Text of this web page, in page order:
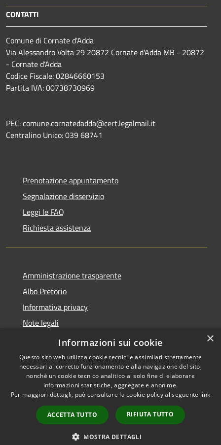
CONTATTI
Comune di Cornate d'Adda
Via Alessandro Volta 29 20872 Cornate d'Adda MB - 20872
- Cornate d'Adda
Codice Fiscale: 02846660153
Partita IVA: 00738730969
PEC: comune.cornatedadda@cert.legalmail.it
Centralino Unico: 039 68741
Prenotazione appuntamento
Segnalazione disservizio
Leggi le FAQ
Richiesta assistenza
Amministrazione trasparente
Albo Pretorio
Informativa privacy
Note legali
Dichiarazione di accessibilità
Accessibilità
Copyright © 2026 • Città di
Cornate d'Adda • Powered by
Municipium•
Accesso
redazione
×
Informazioni sui cookie
Questo sito web utilizza cookie tecnici e assimilati strettamente
necessari al corretto funzionamento e alla navigazione del sito,
nonché un cookie tecnico analitico al solo fine di elaborare
informazioni statistiche, aggregate e anonime.
Per maggiori dettagli, può consultare la cookie policy al seguente link
ACCETTA TUTTO RIFIUTA TUTTO
MOSTRA DETTAGLI